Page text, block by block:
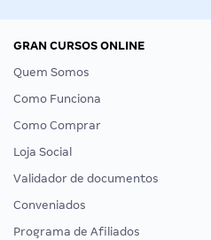
GRAN CURSOS ONLINE
Quem Somos
Como Funciona
Como Comprar
Loja Social
Validador de documentos
Conveniados
Programa de Afiliados